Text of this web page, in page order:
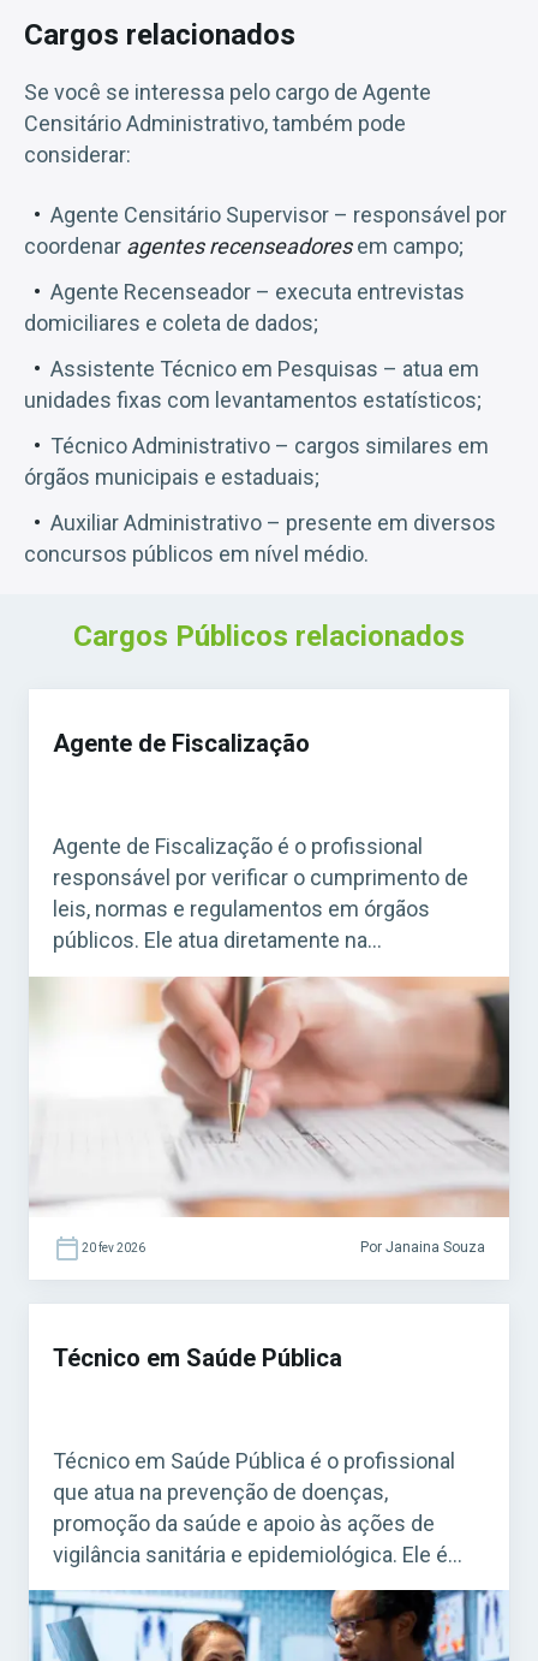
Cargos relacionados
Se você se interessa pelo cargo de Agente
Censitário Administrativo, também pode
considerar:
Agente Censitário Supervisor – responsável por
coordenar agentes recenseadoresem campo;
Agente Recenseador – executa entrevistas
domiciliares e coleta de dados;
Assistente Técnico em Pesquisas – atua em
unidades fixas com levantamentos estatísticos;
Técnico Administrativo – cargos similares em
órgãos municipais e estaduais;
Auxiliar Administrativo – presente em diversos
concursos públicos em nível médio.
Cargos Públicos relacionados
Agente de Fiscalização
Agente de Fiscalização é o profissional
responsável por verificar o cumprimento de
leis, normas e regulamentos em órgãos
públicos. Ele atua diretamente na
fiscalização de estabelecimentos, obras,
serviços e atividades que precisam seguir
regras específicas. Acesse agora o Curso
Grátis INSS 2026! O cargo é bastante comum
em concursos municipais e estaduais. Para
quem busca […]
20 fev 2026 Por Janaina Souza
Técnico em Saúde Pública
Técnico em Saúde Pública é o profissional
que atua na prevenção de doenças,
promoção da saúde e apoio às ações de
vigilância sanitária e epidemiológica. Ele é
fundamental para o funcionamento do
Sistema Único de Saúde (SUS). Acesse agora
o Curso Grátis INSS 2026! O cargo é bastante